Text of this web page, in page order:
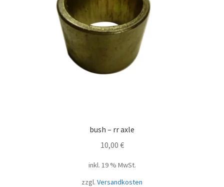
bush – rr axle
10,00 €
inkl. 19 % MwSt.
zzgl. Versandkosten